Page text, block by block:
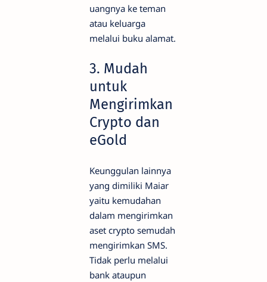
uangnya ke teman
atau keluarga
melalui buku alamat.
3. Mudah
untuk
Mengirimkan
Crypto dan
eGold
Keunggulan lainnya
yang dimiliki Maiar
yaitu kemudahan
dalam mengirimkan
aset crypto semudah
mengirimkan SMS.
Tidak perlu melalui
bank ataupun